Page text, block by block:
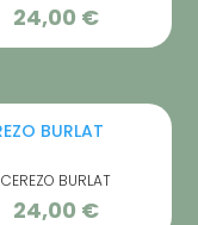
24,00 €
CEREZO BURLAT
24,00 €